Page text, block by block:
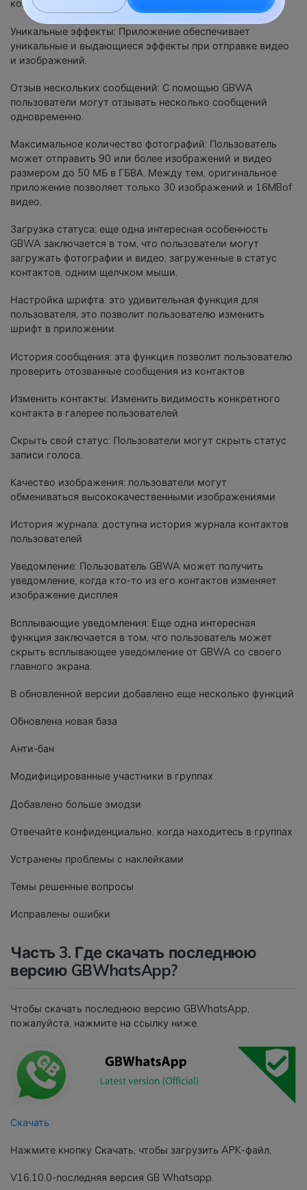
контактами
Уникальные эффекты: Приложение обеспечивает
уникальные и выдающиеся эффекты при отправке видео
и изображений.
Отзыв нескольких сообщений: С помощью GBWA
пользователи могут отзывать несколько сообщений
одновременно.
Максимальное количество фотографий: Пользователь
может отправить 90 или более изображений и видео
размером до 50 МБ в ГБВА. Между тем, оригинальное
приложение позволяет только 30 изображений и 16MBof
видео.
Загрузка статуса: еще одна интересная особенность
GBWA заключается в том, что пользователи могут
загружать фотографии и видео, загруженные в статус
контактов, одним щелчком мыши.
Настройка шрифта: это удивительная функция для
пользователя, это позволит пользователю изменить
шрифт в приложении
История сообщения: эта функция позволит пользователю
проверить отозванные сообщения из контактов
Изменить контакты: Изменить видимость конкретного
контакта в галерее пользователей
Скрыть свой статус: Пользователи могут скрыть статус
записи голоса.
Качество изображения: пользователи могут
обмениваться высококачественными изображениями
История журнала: доступна история журнала контактов
пользователей
Уведомление: Пользователь GBWA может получить
уведомление, когда кто-то из его контактов изменяет
изображение дисплея
Всплывающие уведомления: Еще одна интересная
функция заключается в том, что пользователь может
скрыть всплывающее уведомление от GBWA со своего
главного экрана.
В обновленной версии добавлено еще несколько функций
Обновлена новая база
Анти-бан
Модифицированные участники в группах
Добавлено больше эмодзи
Отвечайте конфиденциально, когда находитесь в группах
Устранены проблемы с наклейками
Темы решенные вопросы
Исправлены ошибки
Часть 3. Где скачать последнюю
версию GBWhatsApp?
Чтобы скачать последнюю версию GBWhatsApp,
пожалуйста, нажмите на ссылку ниже.
Скачать
Нажмите кнопку Скачать, чтобы загрузить APK-файл.
V16.10.0-последняя версия GB Whatsapp.